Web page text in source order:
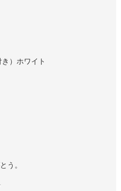
）ホワイト
う。